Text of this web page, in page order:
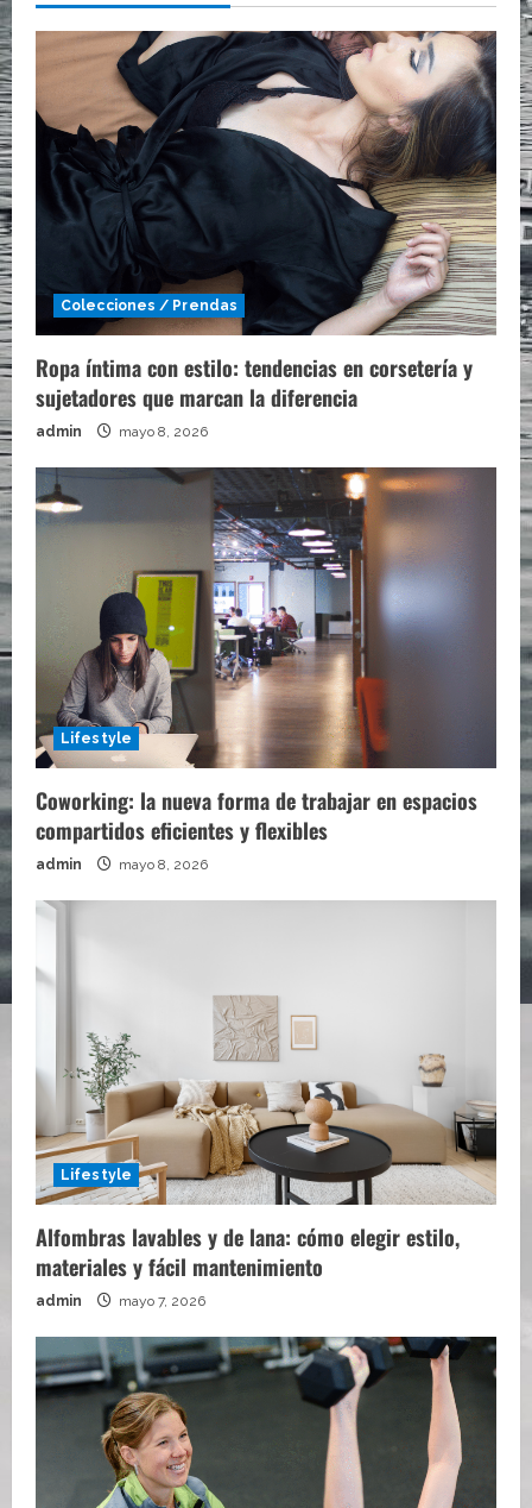
Colecciones / Prendas
Ropa íntima con estilo: tendencias en corsetería y
sujetadores que marcan la diferencia
admin mayo 8, 2026
Lifestyle
Coworking: la nueva forma de trabajar en espacios
compartidos eficientes y flexibles
admin mayo 8, 2026
Lifestyle
Alfombras lavables y de lana: cómo elegir estilo,
materiales y fácil mantenimiento
admin mayo 7, 2026